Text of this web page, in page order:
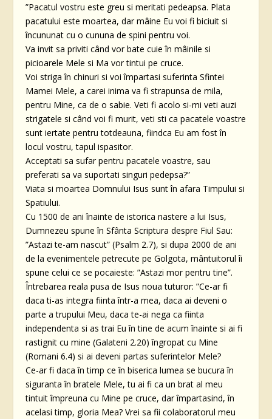
”Pacatul vostru este greu si meritati pedeapsa. Plata
pacatului este moartea, dar mâine Eu voi fi biciuit si
încununat cu o cununa de spini pentru voi.
Va invit sa priviti când vor bate cuie în mâinile si
picioarele Mele si Ma vor tintui pe cruce.
Voi striga în chinuri si voi împartasi suferinta Sfintei
Mamei Mele, a carei inima va fi strapunsa de mila,
pentru Mine, ca de o sabie. Veti fi acolo si-mi veti auzi
strigatele si când voi fi murit, veti sti ca pacatele voastre
sunt iertate pentru totdeauna, fiindca Eu am fost în
locul vostru, tapul ispasitor.
Acceptati sa sufar pentru pacatele voastre, sau
preferati sa va suportati singuri pedepsa?”
Viata si moartea Domnului Isus sunt în afara Timpului si
Spatiului.
Cu 1500 de ani înainte de istorica nastere a lui Isus,
Dumnezeu spune în Sfânta Scriptura despre Fiul Sau:
”Astazi te-am nascut” (Psalm 2.7), si dupa 2000 de ani
de la evenimentele petrecute pe Golgota, mântuitorul îi
spune celui ce se pocaieste: ”Astazi mor pentru tine”.
Întrebarea reala pusa de Isus noua tuturor: ”Ce-ar fi
daca ti-as integra fiinta într-a mea, daca ai deveni o
parte a trupului Meu, daca te-ai nega ca fiinta
independenta si as trai Eu în tine de acum înainte si ai fi
rastignit cu mine (Galateni 2.20) îngropat cu Mine
(Romani 6.4) si ai deveni partas suferintelor Mele?
Ce-ar fi daca în timp ce în biserica lumea se bucura în
siguranta în bratele Mele, tu ai fi ca un brat al meu
tintuit împreuna cu Mine pe cruce, dar împartasind, în
acelasi timp, gloria Mea? Vrei sa fii colaboratorul meu